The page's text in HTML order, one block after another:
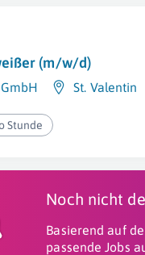
(m/w/d)
St. Valentin
Stunde
Noch nicht
Basierend auf
passende Jobs